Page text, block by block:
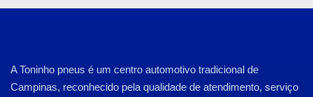
A Toninho pneus é um centro automotivo tradicional de
Campinas, reconhecido pela qualidade de atendimento, serviço